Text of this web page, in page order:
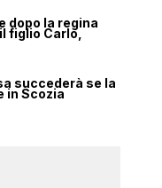
dopo la regina
figlio Carlo,
succederà se la
in Scozia